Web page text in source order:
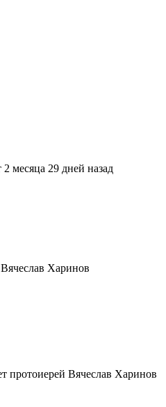
2 месяца 29 дней назад
Харинов
протоиерей Вячеслав Харинов